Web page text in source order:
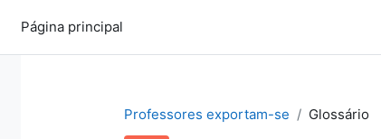
Página principal
Professores exportam-se Glossário